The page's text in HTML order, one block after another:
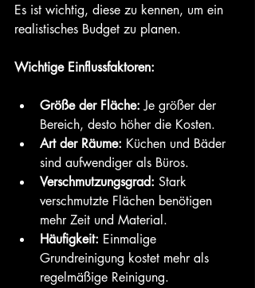
Es ist wichtig, diese zu kennen, um ein
realistisches Budget zu planen.
Wichtige Einflussfaktoren:
Größe der Fläche: Je größer der
Bereich, desto höher die Kosten.
Art der Räume: Küchen und Bäder
sind aufwendiger als Büros.
Verschmutzungsgrad: Stark
verschmutzte Flächen benötigen
mehr Zeit und Material.
Häufigkeit: Einmalige
Grundreinigung kostet mehr als
regelmäßige Reinigung.